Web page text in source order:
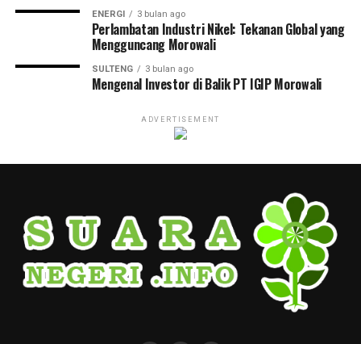
ENERGI 3 bulan ago
Perlambatan Industri Nikel: Tekanan Global yang
Mengguncang Morowali
SULTENG 3 bulan ago
Mengenal Investor di Balik PT IGIP Morowali
ADVERTISEMENT